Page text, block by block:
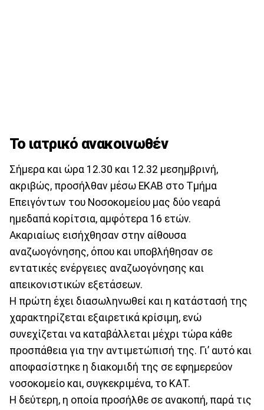
Το ιατρικό ανακοινωθέν
Σήμερα και ώρα 12.30 και 12.32 μεσημβρινή,
ακριβώς, προσήλθαν μέσω ΕΚΑΒ στο Τμήμα
Επειγόντων του Νοσοκομείου μας δύο νεαρά
ημεδαπά κορίτσια, αμφότερα 16 ετών.
Ακαριαίως εισήχθησαν στην αίθουσα
αναζωογόνησης, όπου και υποβλήθησαν σε
εντατικές ενέργειες αναζωογόνησης και
απεικονιστικών εξετάσεων.
Η πρώτη έχει διασωληνωθεί και η κατάστασή της
χαρακτηρίζεται εξαιρετικά κρίσιμη, ενώ
συνεχίζεται να καταβάλλεται μέχρι τώρα κάθε
προσπάθεια για την αντιμετώπισή της. Γι’ αυτό και
αποφασίστηκε η διακομιδή της σε εφημερεύον
νοσοκομείο και, συγκεκριμένα, το ΚΑΤ.
Η δεύτερη, η οποία προσήλθε σε ανακοπή, παρά τις